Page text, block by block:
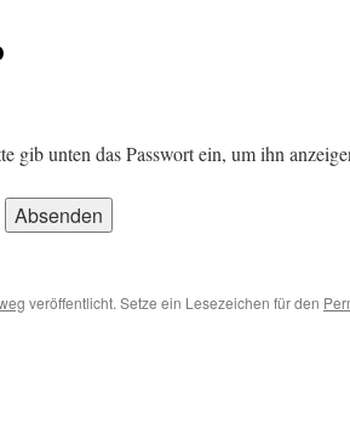
gib unten das Passwort ein, um ihn
veröffentlicht. Setze ein Lesezeichen für den